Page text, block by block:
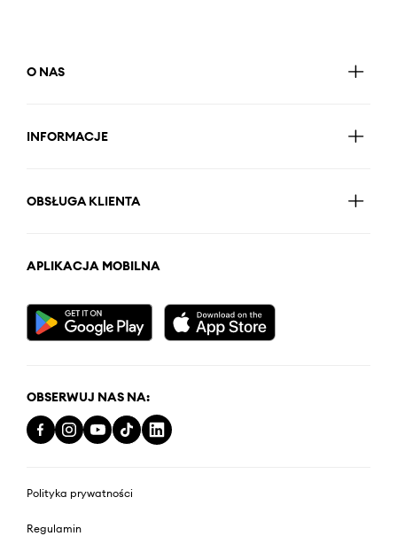
O NAS
INFORMACJE
OBSŁUGA KLIENTA
APLIKACJA MOBILNA
OBSERWUJ NAS NA:
Polityka prywatności
Regulamin